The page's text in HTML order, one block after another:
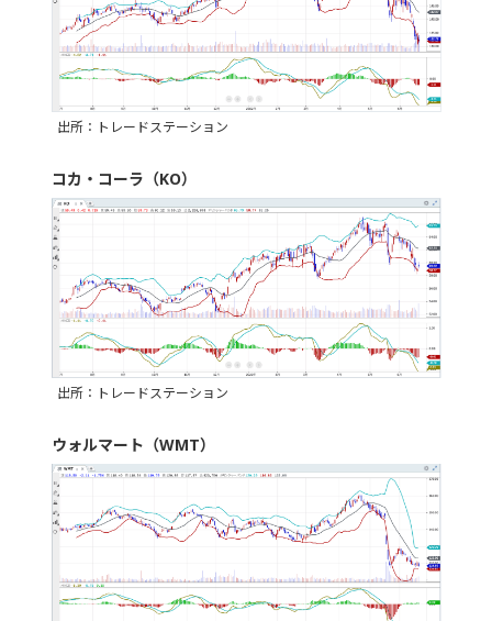
出所：トレードステーション
コカ・コーラ（KO）
出所：トレードステーション
ウォルマート（WMT）